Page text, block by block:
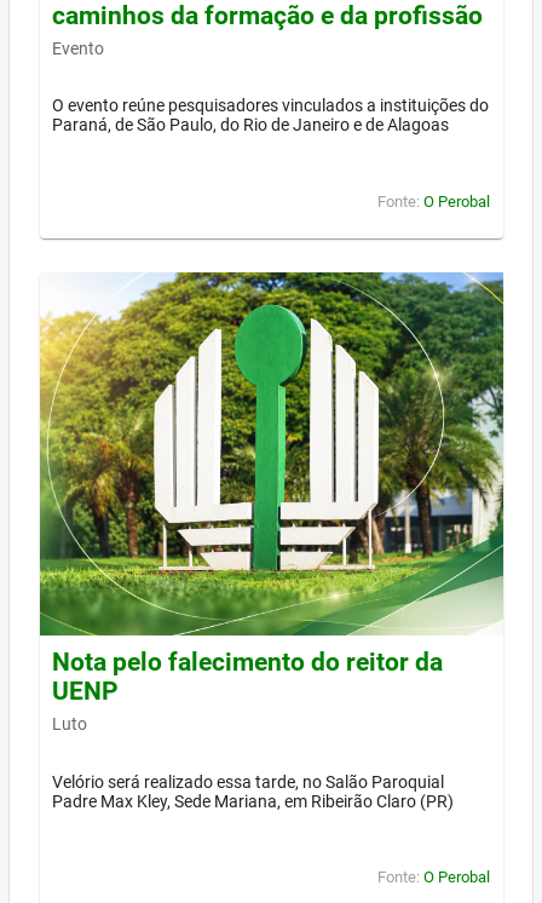
caminhos da formação e da profissão
Evento
O evento reúne pesquisadores vinculados a instituições do
Paraná, de São Paulo, do Rio de Janeiro e de Alagoas
Fonte: O Perobal
Nota pelo falecimento do reitor da
UENP
Luto
Velório será realizado essa tarde, no Salão Paroquial
Padre Max Kley, Sede Mariana, em Ribeirão Claro (PR)
Fonte: O Perobal